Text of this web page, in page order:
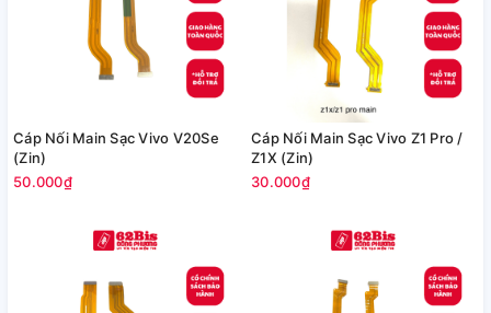
Cáp Nối Main Sạc Vivo V20Se
(Zin)
50.000₫
Cáp Nối Main Sạc Vivo Z1 Pro /
Z1X (Zin)
30.000₫